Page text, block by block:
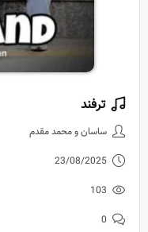
دانلود
ترفند
ساسان و محمد مقدم
23/08/2025
103
0